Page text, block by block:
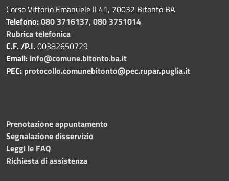
Corso Vittorio Emanuele II 41, 70032 Bitonto BA
Telefono:080 3716137, 080 3751014
Rubrica telefonica
C.F. /P.I.00382650729
Email: info@comune.bitonto.ba.it
PEC: protocollo.comunebitonto@pec.rupar.puglia.it
Prenotazione appuntamento
Segnalazione disservizio
Leggi le FAQ
Richiesta di assistenza